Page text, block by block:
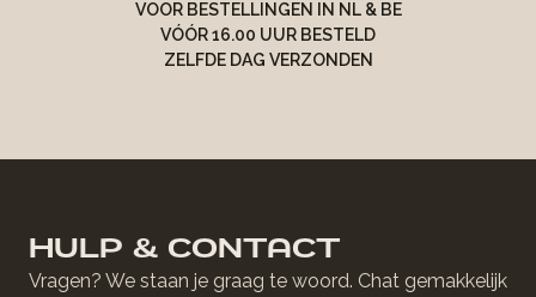
VOOR BESTELLINGEN IN NL & BE
VÓÓR 16.00 UUR BESTELD
ZELFDE DAG VERZONDEN
HULP & CONTACT
Vragen? We staan je graag te woord. Chat gemakkelijk